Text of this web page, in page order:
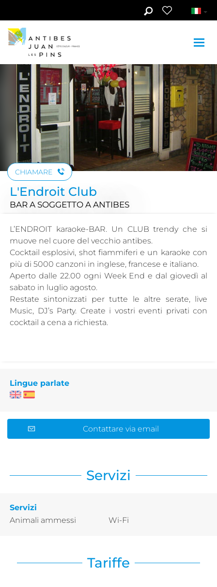
CHIAMARE
L'Endroit Club
BAR A SOGGETTO A ANTIBES
L’ENDROIT karaoke-BAR. Un CLUB trendy che si
muove nel cuore del vecchio antibes.
Cocktail esplosivi, shot fiammiferi e un karaoke con
più di 5000 canzoni in inglese, francese e italiano.
Aperto dalle 22.00 ogni Week End e dal giovedì al
sabato in luglio agosto.
Restate sintonizzati per tutte le altre serate, live
Music, DJ’s Party. Create i vostri eventi privati con
cocktail a cena a richiesta.
Lingue parlate
Contattare via email
Servizi
Servizi
Animali ammessi
Wi-Fi
Tariffe